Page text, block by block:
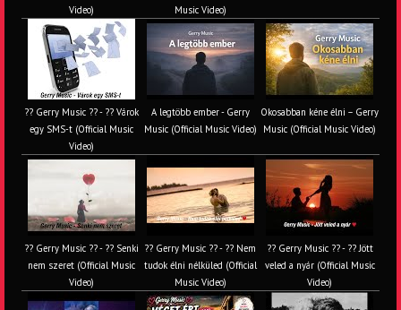
Video)
Music Video)
?? Gerry Music ?? - ?? Várok
egy SMS-t (Official Music
Video)
A legtöbb ember - Gerry
Music (Official Music Video)
Okosabban kéne élni – Gerry
Music (Official Music Video)
?? Gerry Music ?? - ?? Senki
nem szeret (Official Music
Video)
?? Gerry Music ?? - ?? Nem
tudok élni nélküled (Official
Music Video)
?? Gerry Music ?? - ?? Jött
veled a nyár (Official Music
Video)